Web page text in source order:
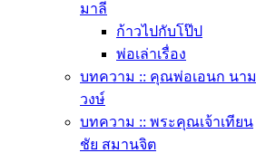
มาลี
ก้าวไปกับโป๊ป
พ่อเล่าเรื่อง
บทความ :: คุณพ่อเอนก นาม
วงษ์
บทความ :: พระคุณเจ้าเทียน
ชัย สมานจิต